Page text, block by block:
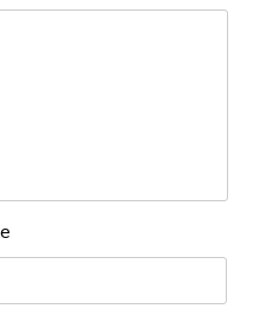
mejorar tu perfil laboral.